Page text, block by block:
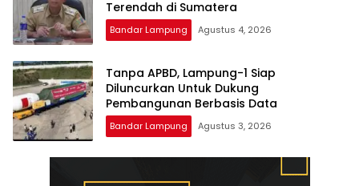
Terendah di Sumatera
Bandar Lampung Agustus 4, 2026
Tanpa APBD, Lampung-1 Siap
Diluncurkan Untuk Dukung
Pembangunan Berbasis Data
Bandar Lampung Agustus 3, 2026